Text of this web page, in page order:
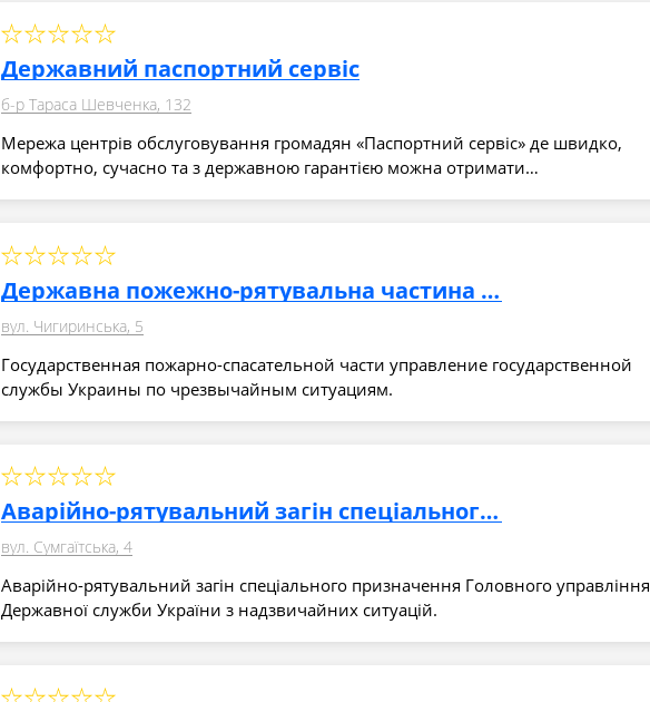
Державний паспортний сервіс
б-р Тараса Шевченка, 132
Мережа центрів обслуговування громадян «Паспортний сервіс» де швидко,
комфортно, сучасно та з державною гарантією можна отримати…
Державна пожежно-рятувальна частина №1
вул. Чигиринська, 5
Государственная пожарно-спасательной части управление государственной
службы Украины по чрезвычайным ситуациям.
Аварійно-рятувальний загін спеціального призначення
вул. Сумгаїтська, 4
Аварійно-рятувальний загін спеціального призначення Головного управління
Державної служби України з надзвичайних ситуацій.